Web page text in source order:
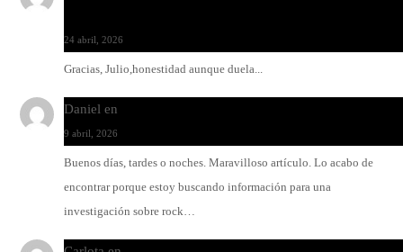
24 abril, 2026
Gracias, Julio,honestidad aunque duela...
Daniel en
9 abril, 2026
Buenos días, tardes o noches. Maravilloso artículo. Lo acabo de
encontrar porque estoy buscando información para una
investigación sobre rock…